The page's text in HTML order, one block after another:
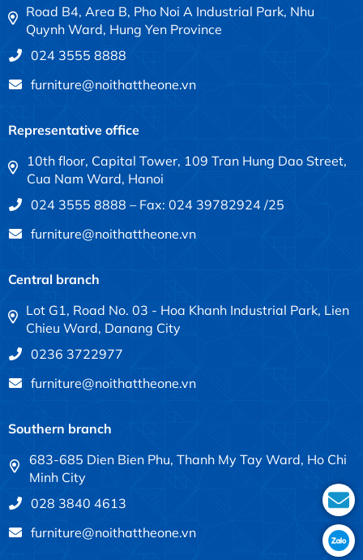
Road B4, Area B, Pho Noi A Industrial Park, Nhu
Quynh Ward, Hung Yen Province
024 3555 8888
furniture@noithattheone.vn
Representative office
10th floor, Capital Tower, 109 Tran Hung Dao Street,
Cua Nam Ward, Hanoi
024 3555 8888 – Fax: 024 39782924 /25
furniture@noithattheone.vn
Central branch
Lot G1, Road No. 03 - Hoa Khanh Industrial Park, Lien
Chieu Ward, Danang City
0236 3722977
furniture@noithattheone.vn
Southern branch
683-685 Dien Bien Phu, Thanh My Tay Ward, Ho Chi
Minh City
028 3840 4613
furniture@noithattheone.vn